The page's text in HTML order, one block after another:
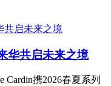
华共启未来之境
Cardin携2026春夏系列